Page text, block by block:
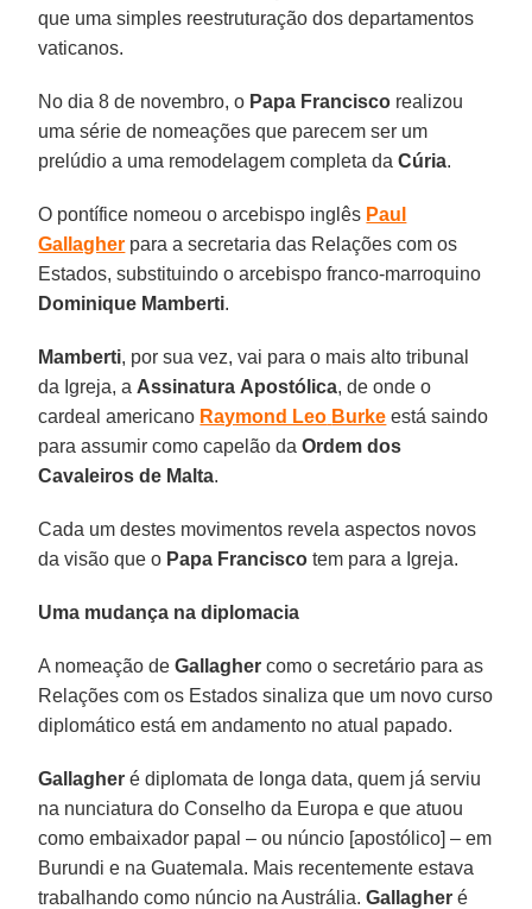
que uma simples reestruturação dos departamentos
vaticanos.
No dia 8 de novembro, o Papa Francisco realizou
uma série de nomeações que parecem ser um
prelúdio a uma remodelagem completa daCúria.
O pontífice nomeou o arcebispo inglês Paul
Gallagher para a secretaria das Relações com os
Estados, substituindo o arcebispo franco-marroquino
Dominique Mamberti.
Mamberti, por sua vez, vai para o mais alto tribunal
da Igreja, a Assinatura Apostólica, de onde o
cardeal americano Raymond Leo Burke está saindo
para assumir como capelão daOrdem dos
Cavaleiros de Malta.
Cada um destes movimentos revela aspectos novos
da visão que o Papa Francisco tem para a Igreja.
Uma mudança na diplomacia
A nomeação deGallagher como o secretário para as
Relações com os Estados sinaliza que um novo curso
diplomático está em andamento no atual papado.
Gallagher é diplomata de longa data, quem já serviu
na nunciatura do Conselho da Europa e que atuou
como embaixador papal – ou núncio [apostólico] – em
Burundi e na Guatemala. Mais recentemente estava
trabalhando como núncio na Austrália.Gallagher é